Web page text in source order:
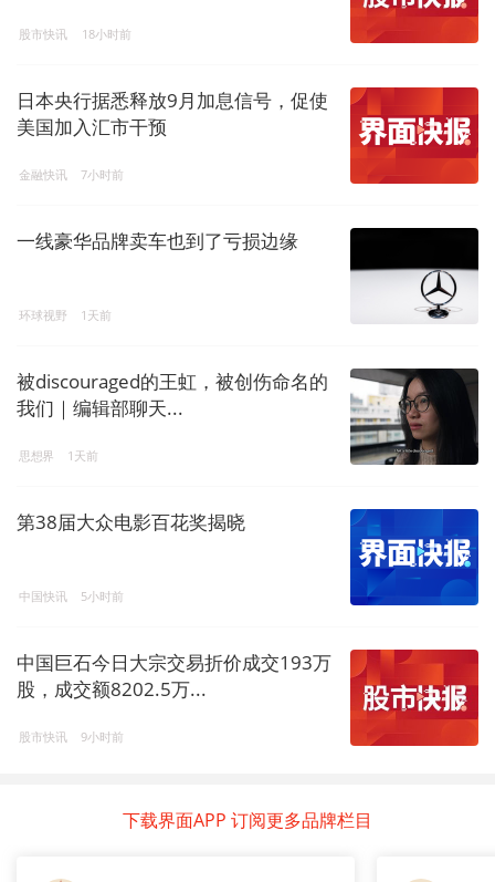
股市快讯 18小时前
日本央行据悉释放9月加息信号，促使
美国加入汇市干预
金融快讯 7小时前
一线豪华品牌卖车也到了亏损边缘
环球视野 1天前
被discouraged的王虹，被创伤命名的
我们｜编辑部聊天...
思想界 1天前
第38届大众电影百花奖揭晓
中国快讯 5小时前
中国巨石今日大宗交易折价成交193万
股，成交额8202.5万...
股市快讯 9小时前
下载界面APP 订阅更多品牌栏目